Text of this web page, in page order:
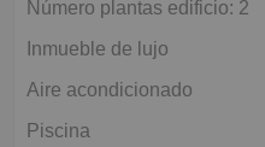
Número plantas edificio: 2
Inmueble de lujo
Aire acondicionado
Piscina